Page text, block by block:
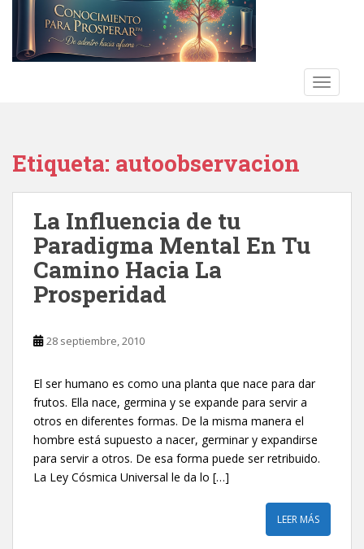
Etiqueta: autoobservacion
La Influencia de tu
Paradigma Mental En Tu
Camino Hacia La
Prosperidad
28 septiembre, 2010
El ser humano es como una planta que nace para dar
frutos. Ella nace, germina y se expande para servir a
otros en diferentes formas. De la misma manera el
hombre está supuesto a nacer, germinar y expandirse
para servir a otros. De esa forma puede ser retribuido.
La Ley Cósmica Universal le da lo […]
LEER MÁS